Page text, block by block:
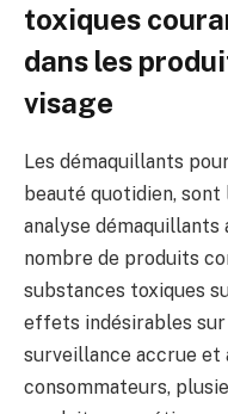
toxiques
dans les
visage
Les démaquillants
beauté quotidien,
analyse démaquillants
nombre de produits
substances toxiques
effets indésirables sur
surveillance accrue et
consommateurs,